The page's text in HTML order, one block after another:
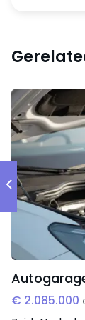
Lidl) en
Rituals,
De winkel is
als
€ 2.085.000